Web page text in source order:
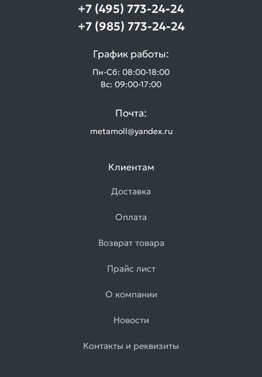
+7 (495) 773-24-24
+7 (985) 773-24-24
График работы:
Пн-Сб: 08:00-18:00
Вс: 09:00-17:00
Почта:
metamoll@yandex.ru
Клиентам
Доставка
Оплата
Возврат товара
Прайс лист
О компании
Новости
Контакты и реквизиты